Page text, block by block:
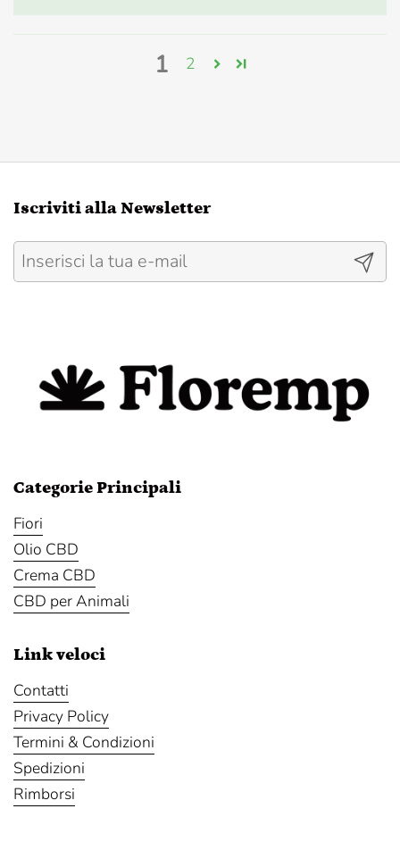
1 2
Iscriviti alla Newsletter
Invia
Categorie Principali
Fiori
Olio CBD
Crema CBD
CBD per Animali
Link veloci
Contatti
Privacy Policy
Termini & Condizioni
Spedizioni
Rimborsi